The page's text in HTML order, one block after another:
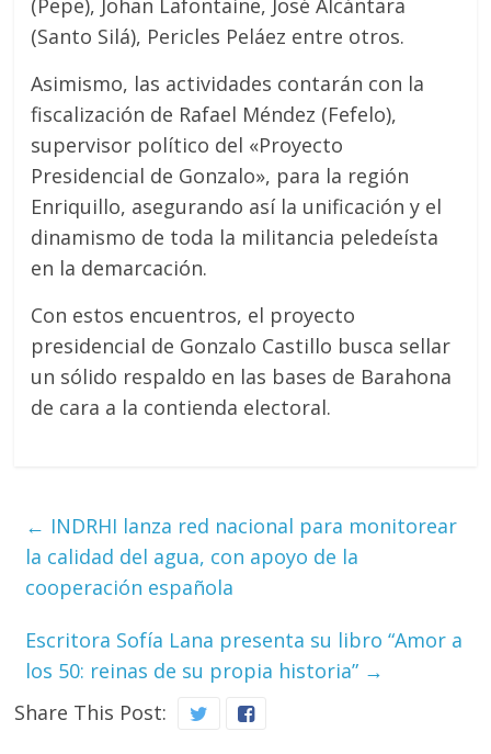
(Santo Silá), Pericles Peláez entre otros.
Asimismo, las actividades contarán con la
fiscalización de Rafael Méndez (Fefelo),
supervisor político del «Proyecto
Presidencial de Gonzalo», para la región
Enriquillo, asegurando así la unificación y el
dinamismo de toda la militancia peledeísta
en la demarcación.
Con estos encuentros, el proyecto
presidencial de Gonzalo Castillo busca sellar
un sólido respaldo en las bases de Barahona
de cara a la contienda electoral.
← INDRHI lanza red nacional para monitorear
la calidad del agua, con apoyo de la
cooperación española
Escritora Sofía Lana presenta su libro “Amor a
los 50: reinas de su propia historia” →
Share This Post: